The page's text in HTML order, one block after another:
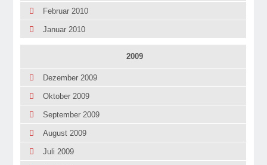
Februar 2010
Januar 2010
2009
Dezember 2009
Oktober 2009
September 2009
August 2009
Juli 2009